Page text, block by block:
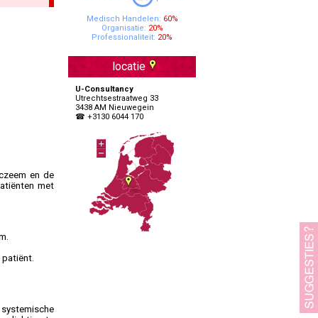
Medisch Handelen: 60%
Organisatie: 20%
Professionaliteit: 20%
locatie
U-Consultancy
Utrechtsestraatweg 33
3438 AM Nieuwegein
☎ +3130 6044 170
en de
met